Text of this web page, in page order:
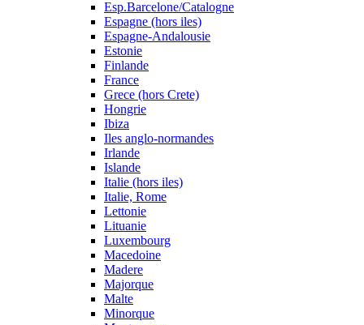
Esp.Barcelone/Catalogne
Espagne (hors iles)
Espagne-Andalousie
Estonie
Finlande
France
Grece (hors Crete)
Hongrie
Ibiza
Iles anglo-normandes
Irlande
Islande
Italie (hors iles)
Italie, Rome
Lettonie
Lituanie
Luxembourg
Macedoine
Madere
Majorque
Malte
Minorque